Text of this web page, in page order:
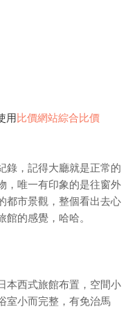
用比價網站綜合比價
，記得大廳就是正常的
，唯一有印象的是往窗外
都市景觀，整個看出去心
的感覺，哈哈。
西式旅館布置，空間小
室小而完整，有免治馬